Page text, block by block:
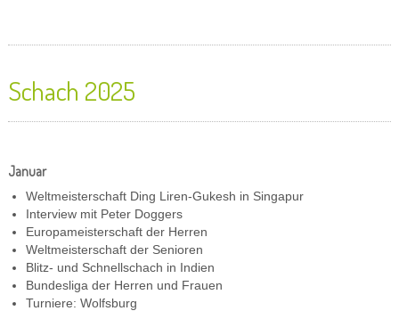
Schach 2025
Januar
Weltmeisterschaft Ding Liren-Gukesh in Singapur
Interview mit Peter Doggers
Europameisterschaft der Herren
Weltmeisterschaft der Senioren
Blitz- und Schnellschach in Indien
Bundesliga der Herren und Frauen
Turniere: Wolfsburg